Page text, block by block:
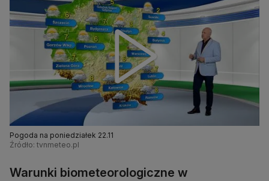
Pogoda na poniedziałek 22.11
Źródło: tvnmeteo.pl
Warunki biometeorologiczne w